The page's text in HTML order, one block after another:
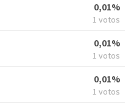
0,01%
1 votos
0,01%
1 votos
0,01%
1 votos